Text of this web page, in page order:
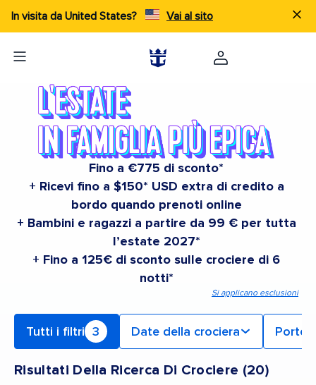
In visita da United States? Vai al sito
Fino a €775 di sconto*
+ Ricevi fino a $150* USD extra di credito a
bordo quando prenoti online
+ Bambini e ragazzi a partire da 99 € per tutta
l’estate 2027*
+ Fino a 125€ di sconto sulle crociere di 6
notti*
Si applicano esclusioni
Tutti i filtri 3 Date della crociera Porto
Risultati Della Ricerca Di Crociere (20)